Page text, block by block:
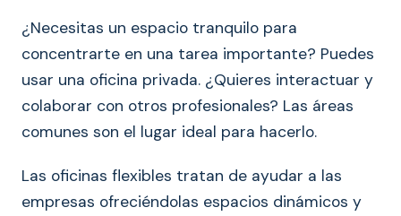
¿Necesitas un espacio tranquilo para
concentrarte en una tarea importante? Puedes
usar una oficina privada. ¿Quieres interactuar y
colaborar con otros profesionales? Las áreas
comunes son el lugar ideal para hacerlo.
Las oficinas flexibles tratan de ayudar a las
empresas ofreciéndolas espacios dinámicos y